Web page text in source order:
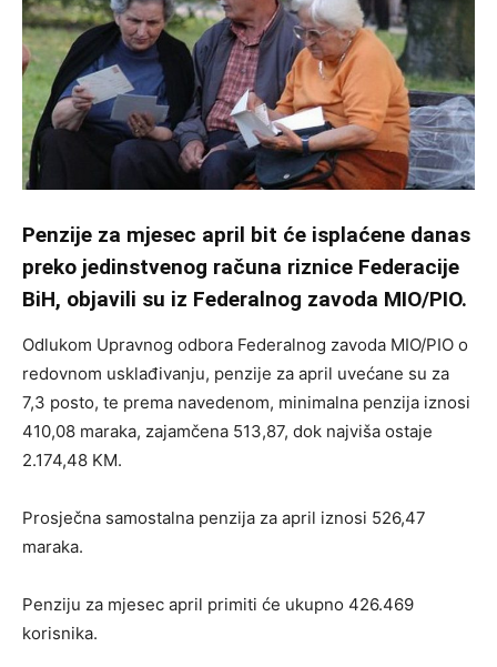
Penzije za mjesec april bit će isplaćene danas
preko jedinstvenog računa riznice Federacije
BiH, objavili su iz Federalnog zavoda MIO/PIO.
Odlukom Upravnog odbora Federalnog zavoda MIO/PIO o
redovnom usklađivanju, penzije za april uvećane su za
7,3 posto, te prema navedenom, minimalna penzija iznosi
410,08 maraka, zajamčena 513,87, dok najviša ostaje
2.174,48 KM.
Prosječna samostalna penzija za april iznosi 526,47
maraka.
Penziju za mjesec april primiti će ukupno 426.469
korisnika.